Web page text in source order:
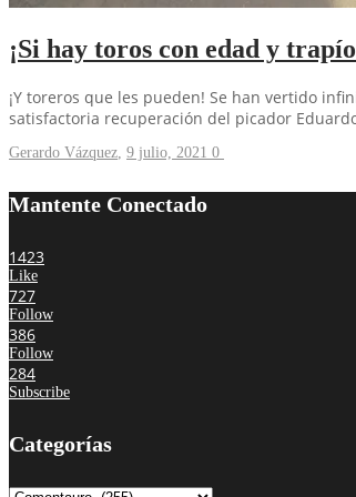
¡Si hay toros con edad y
¡Y toreros que les pueden! Se han vertido
satisfactoria recuperación del picador
Gerardo Vázquez, 9 julio, 2021 0
Mantente Conectado
1423
Like
727
Follow
386
Follow
284
Subscribe
Categorías